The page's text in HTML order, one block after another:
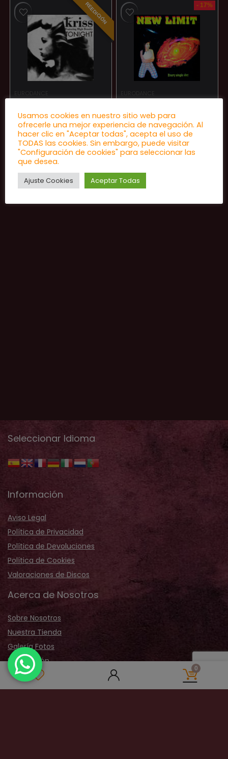
0
REEDICIÓN
EURODANCE
Kriss / New Limit –
Tonight / Smile
★★★★ ★
25,00€
- 17%
EURODANCE
New Limit ‎– Every
Single Day
★★★★★
12,00€
El
original
10,00
actual
Seleccionar Idioma
Información
Aviso Legal
Política de Privacidad
Política de Devoluciones
Política de Cookies
Valoraciones de Discos
Acerca de Nosotros
Sobre Nosotros
Nuestra Tienda
Galería Fotos
Distribución
Contactar
Usamos cookies en nuestro sitio web para
ofrecerle una mejor experiencia de navegación. Al
hacer clic en "Aceptar todas", acepta el uso de
TODAS las cookies. Sin embargo, puede visitar
"Configuración de cookies" para seleccionar las
que desea.
Ajuste Cookies Aceptar Todas